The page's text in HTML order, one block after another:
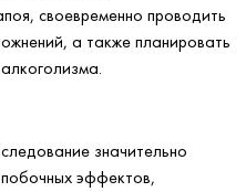
своевременно проводить
а также планировать
значительно
эффектов,